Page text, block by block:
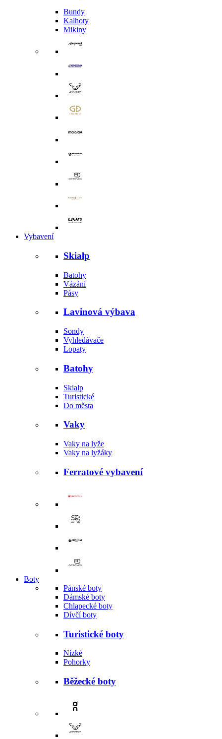
Bundy
Kalhoty
Mikiny
Vybavení
Skialp
Batohy
Vázání
Pásy
Lavinová výbava
Sondy
Vyhledávače
Lopaty
Batohy
Skialp
Turistické
Do města
Vaky
Vaky na lyže
Vaky na lyžáky
Ferratové vybavení
Boty
Pánské boty
Dámské boty
Chlapecké boty
Dívčí boty
Turistické boty
Nízké
Pohorky
Běžecké boty